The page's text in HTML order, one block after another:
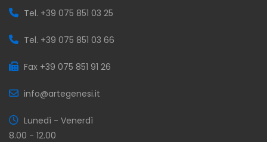
Tel. +39 075 851 03 25
Tel. +39 075 851 03 66
Fax +39 075 851 91 26
info@artegenesi.it
Lunedì - Venerdì
8.00 - 12.00